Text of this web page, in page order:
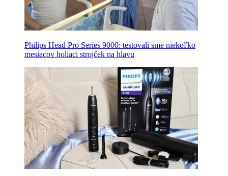
Philips Head Pro Series 9000: testovali sme niekoľko
mesiacov holiaci strojček na hlavu